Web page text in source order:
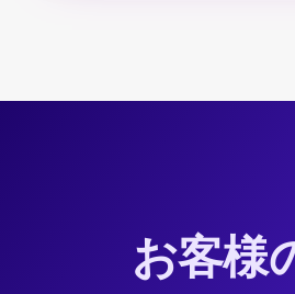
お客様